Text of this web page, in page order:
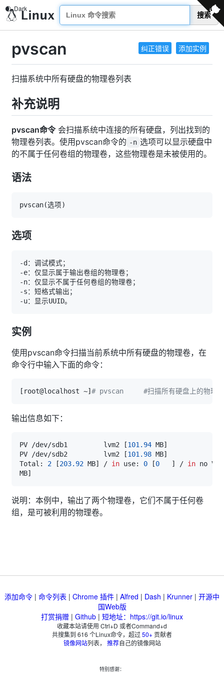
搜索
纠正错误 添加实例
pvscan
扫描系统中所有硬盘的物理卷列表
补充说明
pvscan命令会扫描系统中连接的所有硬盘，列出找到的
物理卷列表。使用pvscan命令的 -n 选项可以显示硬盘中
的不属于任何卷组的物理卷，这些物理卷是未被使用的。
语法
pvscan(选项)
选项
实例
使用pvscan命令扫描当前系统中所有硬盘的物理卷，在
命令行中输入下面的命令：
[ root@localhost ~] # pvscan     #扫描所有硬盘上的物理
输出信息如下：
PV /dev/sdb1         lvm2 [101.94 MB]
PV /dev/sdb2         lvm2
[101.98 MB]
Total: 2 [203.92 MB] / in use: 0 [0 ] / in no
MB]
说明：本例中，输出了两个物理卷，它们不属于任何卷
组，是可被利用的物理卷。
添加命令 | 命令列表 | Chrome 插件 | Alfred | Dash | Krunner | 开源中
国Web版
打赏捐赠 | Github | 短地址：https://git.io/linux
收藏本站请使用 Ctrl+D 或者Command+d
共搜集到 616 个Linux命令，超过50+贡献者
镜像网站列表， 推荐自己的镜像网站
特别感谢：